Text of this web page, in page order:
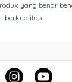
yang benar
berkualitas.